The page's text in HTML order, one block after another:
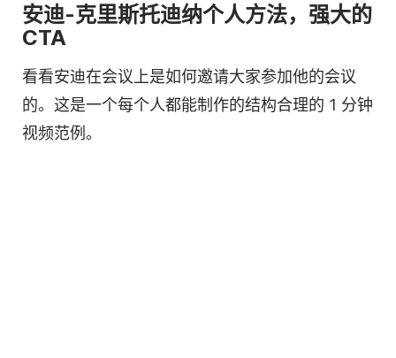
安迪-克里斯托迪纳个人方法，强大的
CTA
看看安迪在会议上是如何邀请大家参加他的会议
的。这是一个每个人都能制作的结构合理的 1 分钟
视频范例。